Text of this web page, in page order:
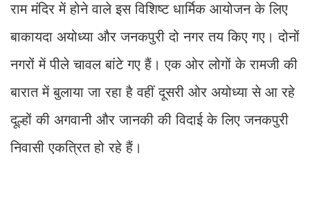
राम मंदिर में होने वाले इस विशिष्ट धार्मिक आयोजन के लिए
बाकायदा अयोध्या और जनकपुरी दो नगर तय किए गए। दोनों
नगरों में पीले चावल बांटे गए हैं। एक ओर लोगों के रामजी की
बारात में बुलाया जा रहा है वहीं दूसरी ओर अयोध्या से आ रहे
दूल्हों की अगवानी और जानकी की विदाई के लिए जनकपुरी
निवासी एकत्रित हो रहे हैं।